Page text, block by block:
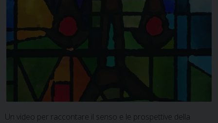
Un video per raccontare il senso e le prospettive della